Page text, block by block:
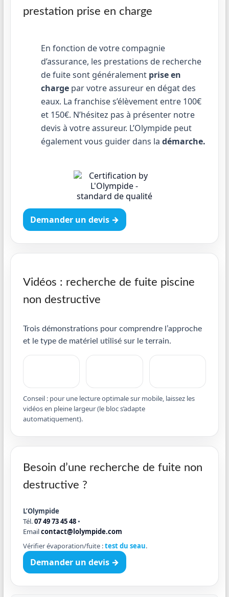
prestation prise en charge
En fonction de votre compagnie
d’assurance, les prestations de recherche
de fuite sont généralement prise en
chargepar votre assureur en dégat des
eaux. La franchise s’élèvement entre 100€
et 150€. N’hésitez pas à présenter notre
devis à votre assureur. L’Olympide peut
également vous guider dans la démarche.
Demander un devis →
Vidéos : recherche de fuite piscine
non destructive
Trois démonstrations pour comprendre l’approche
et le type de matériel utilisé sur le terrain.
Conseil : pour une lecture optimale sur mobile, laissez les
vidéos en pleine largeur (le bloc s’adapte
automatiquement).
Besoin d’une recherche de fuite non
destructive ?
L’Olympide
Tél.07 49 73 45 48•
Emailcontact@lolympide.com
Vérifier évaporation/fuite :test du seau.
Demander un devis →